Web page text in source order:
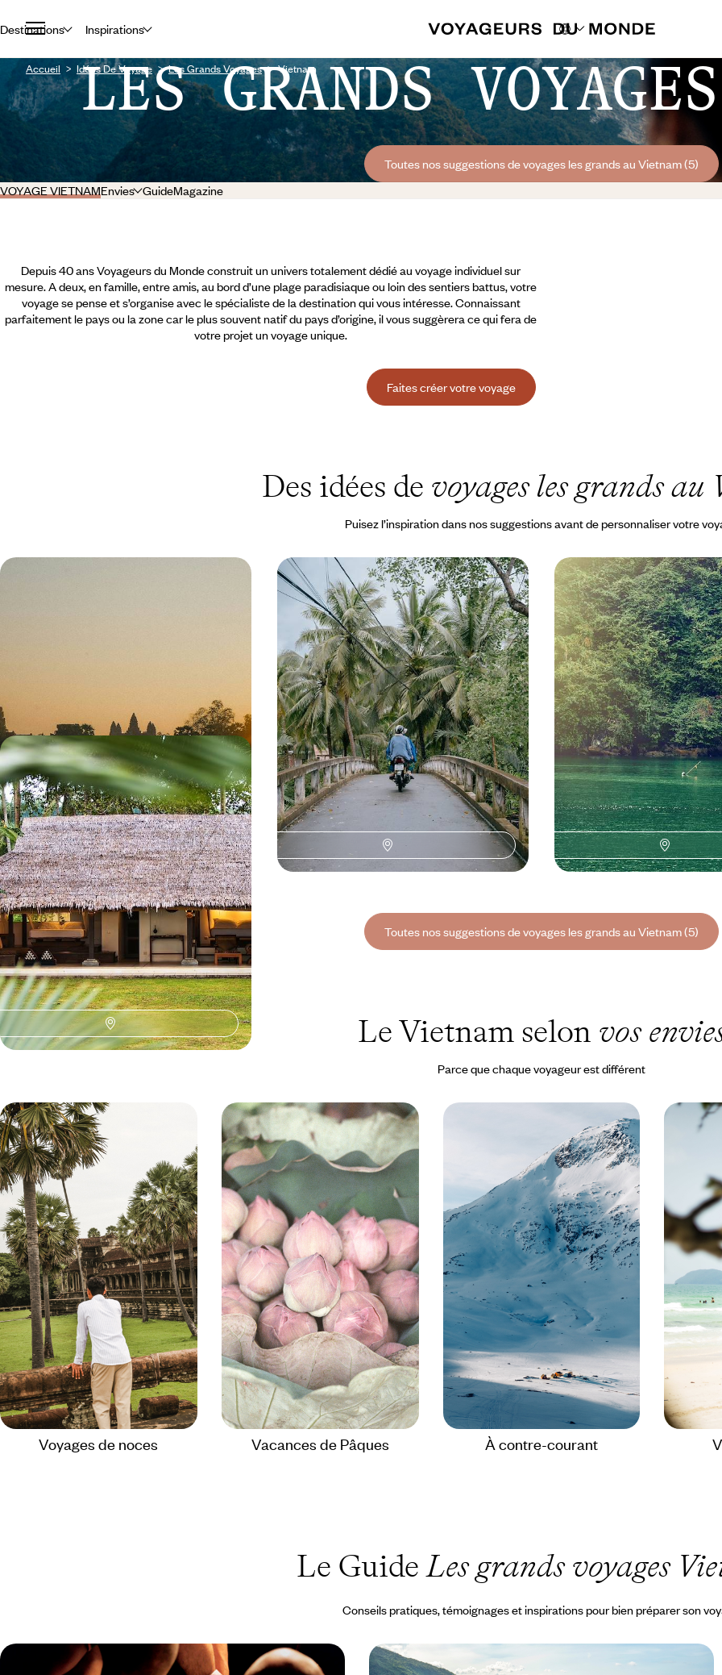
Destinations Inspirations
Accueil Idées De Voyage Les Grands Voyages Vietnam
LES GRANDS
Toutes nos suggestions de voyages les grands au Vietnam (5)
VOYAGE VIETNAMEnvies GuideMagazine
Depuis 40 ans Voyageurs du Monde construit un univers totalement dédié au voyage individuel sur
mesure. A deux, en famille, entre amis, au bord d’une plage paradisiaque ou loin des sentiers battus, votre
voyage se pense et s’organise avec le spécialiste de la destination qui vous intéresse. Connaissant
parfaitement le pays ou la zone car le plus souvent natif du pays d’origine, il vous suggèrera ce qui fera de
votre projet un voyage unique.
Faites créer votre voyage
Des idées de voyages les grands au
Puisez l’inspiration dans nos suggestions avant de personnaliser votre
Du Nord au Sud - Premier voyage
au Vietnam
De Hanoï à Hô Chi Minh-Ville, un itinéraire
complet au fil de certains des plus beaux sites du
pays
12 jours, de 3900 à 4700 €
Hanoi, le Nord et
Premiers pas au
épilogue laotien
Aborder le Vietnam par le nord,
Hanoi à la magnétique baie de
passant par l'apaisante réserve
13 jours, de 4000 à 5100 €
Vietnam, Cambodge, Thaïlande -
L’essentiel et la plage
Du fleuve Rouge à la mer d’Andaman, égrener
certains des plus grands sites d’Asie du Sud-Est
14 jours, de 4800 à 6400 €
Toutes nos suggestions de voyages les grands au Vietnam (5)
Le Vietnam selon vos
Parce que chaque voyageur est différent
Voyages de noces Vacances de Pâques À contre-courant
Le GuideLes grands voyages
Conseils pratiques, témoignages et inspirations pour bien préparer son